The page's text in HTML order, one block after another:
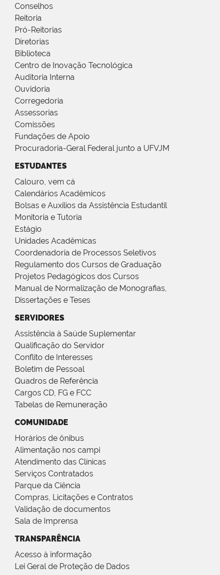
Conselhos
Reitoria
Pró-Reitorias
Diretorias
Biblioteca
Centro de Inovação Tecnológica
Auditoria Interna
Ouvidoria
Corregedoria
Assessorias
Comissões
Fundações de Apoio
Procuradoria-Geral Federal junto a UFVJM
ESTUDANTES
Calouro, vem cá
Calendários Acadêmicos
Bolsas e Auxílios da Assistência Estudantil
Monitoria e Tutoria
Estágio
Unidades Acadêmicas
Coordenadoria de Processos Seletivos
Regulamento dos Cursos de Graduação
Projetos Pedagógicos dos Cursos
Manual de Normalização de Monografias,
Dissertações e Teses
SERVIDORES
Assistência à Saúde Suplementar
Qualificação do Servidor
Conflito de Interesses
Boletim de Pessoal
Quadros de Referência
Cargos CD, FG e FCC
Tabelas de Remuneração
COMUNIDADE
Horários de ônibus
Alimentação nos campi
Atendimento das Clínicas
Serviços Contratados
Parque da Ciência
Compras, Licitações e Contratos
Validação de documentos
Sala de Imprensa
TRANSPARÊNCIA
Acesso à informação
Lei Geral de Proteção de Dados